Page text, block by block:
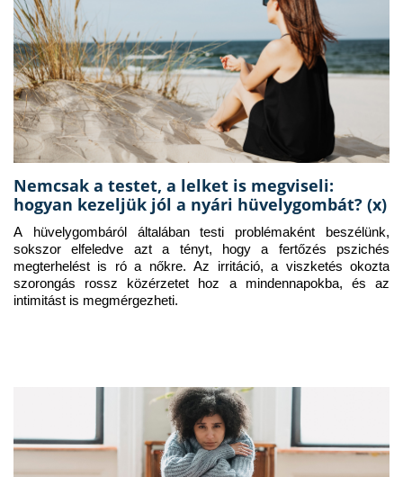
Nemcsak a testet, a lelket is megviseli:
hogyan kezeljük jól a nyári hüvelygombát? (x)
A hüvelygombáról általában testi problémaként beszélünk,
sokszor elfeledve azt a tényt, hogy a fertőzés pszichés
megterhelést is ró a nőkre. Az irritáció, a viszketés okozta
szorongás rossz közérzetet hoz a mindennapokba, és az
intimitást is megmérgezheti.